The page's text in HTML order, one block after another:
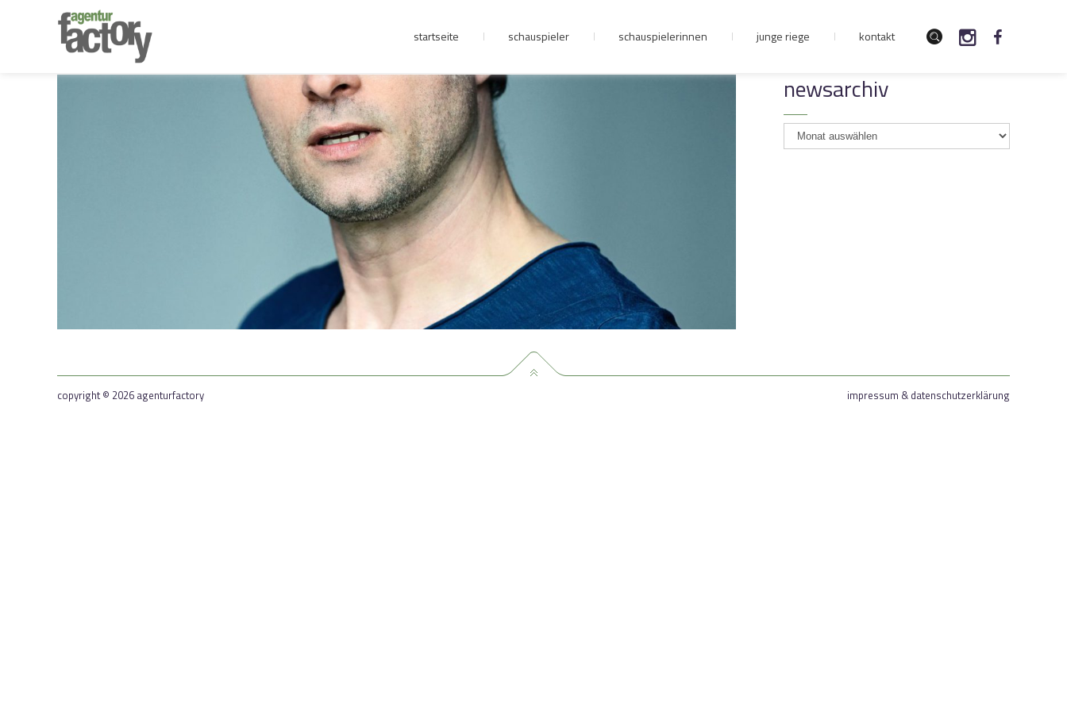
junge riege
startseite schauspieler schauspielerinnen junge riege kontakt
newsarchiv
newsarchiv
copyright © 2026 agenturfactory impressum & datenschutzerklärung